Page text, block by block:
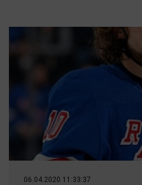
06.04.2020 11:33:37